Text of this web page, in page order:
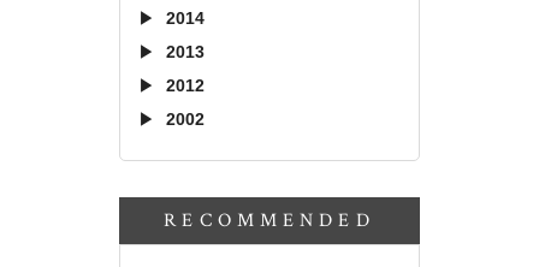
2014
2013
2012
2002
RECOMMENDED